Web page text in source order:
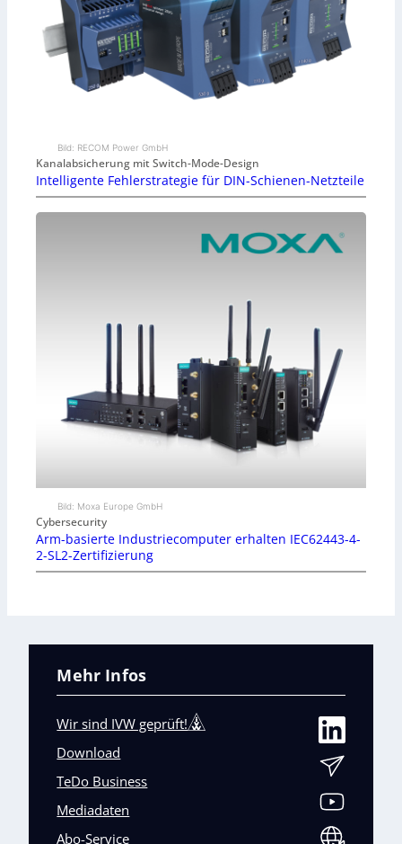
Bild: RECOM Power GmbH
Kanalabsicherung mit Switch-Mode-Design
Intelligente Fehlerstrategie für DIN-Schienen-Netzteile
Bild: Moxa Europe GmbH
Cybersecurity
Arm-basierte Industriecomputer erhalten IEC62443-4-
2-SL2-Zertifizierung
Mehr Infos
Wir sind IVW geprüft!
Download
TeDo Business
Mediadaten
Abo-Service